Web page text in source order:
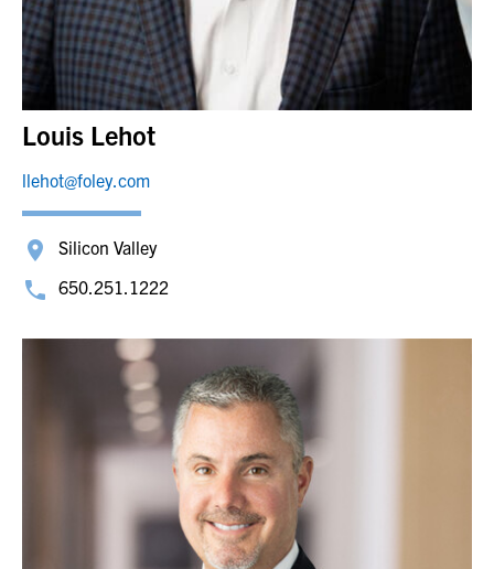
Louis Lehot
llehot@foley.com
Silicon Valley
650.251.1222